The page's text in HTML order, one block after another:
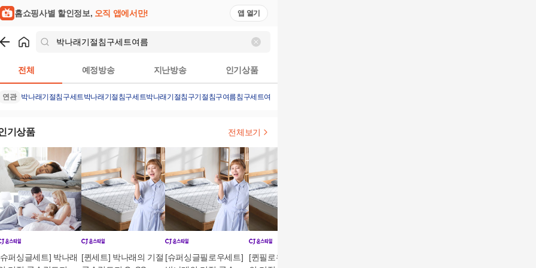
홈쇼핑사별 할인정보, 오직 앱에서만! 앱 열기
전체 예정방송 지난방송 인기상품
연관 박나래기절침구세트박나래 기절침구세트박나래기절침구기절침구여름침구세트여름이불세트
기상품 전체보기
퍼싱글세트] 박나래 [퀸세트] 박나래의 기절 [슈퍼싱글필로우세트]
[퀸필로우세트] 박나래